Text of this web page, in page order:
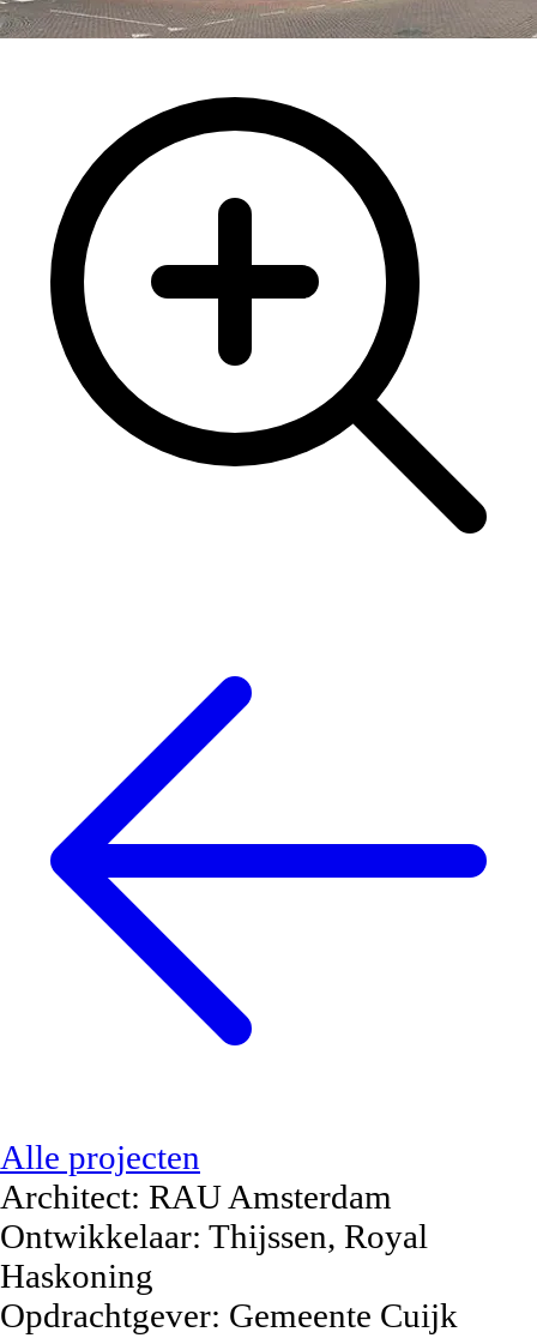
Alle projecten
Architect: RAU Amsterdam
Ontwikkelaar: Thijssen, Royal
Haskoning
Opdrachtgever: Gemeente Cuijk